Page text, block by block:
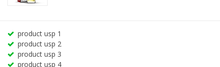
product usp 1
product usp 2
product usp 3
product usp 4